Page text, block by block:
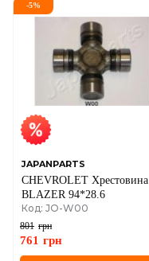
-5%
JAPANPARTS
CHEVROLET Хрестовина
BLAZER 94*28.6
Код: JO-W00
801 грн
761 грн